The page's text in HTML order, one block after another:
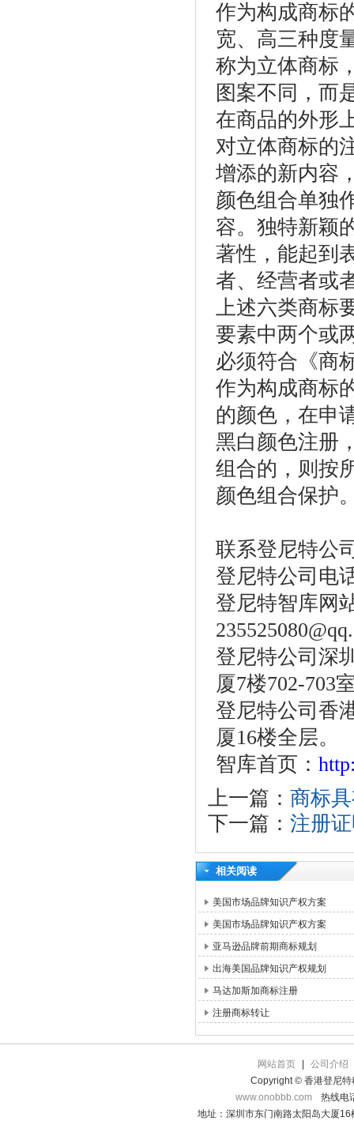
作为构成商标
宽、高三种度
称为立体商标
图案不同，而
在商品的外形
对立体商标的
增添的新内容
颜色组合单独
容。独特新颖
著性，能起到
者、经营者或
上述六类商标
要素中两个或
必须符合《商
作为构成商标
的颜色，在申
黑白颜色注册
组合的，则按
颜色组合保护
联系登尼特公
登尼特公司电
登尼特智库网
登尼特公司深
厦7楼702-703
登尼特公司香
厦16楼全层。
智库首页：
上一篇： 商标
下一篇： 注册
相关阅读
美国市场品牌知识产权方案
美国市场品牌知识产权方案
亚马逊品牌前期商标规划
出海美国品牌知识产权规划
马达加斯加商标注册
注册商标转让
网站首页
公司介绍
Copyright © 香港登尼特
www.onobbb.com
热线电
地址：深圳市东门南路太阳岛大厦